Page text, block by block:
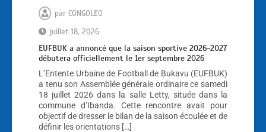
par CONGOLEO
juillet 18, 2026
EUFBUK a annoncé que la saison sportive 2026-2027
débutera officiellement le 1er septembre 2026
L’Entente Urbaine de Football de Bukavu (EUFBUK)
a tenu son Assemblée générale ordinaire ce samedi
18 juillet 2026 dans la salle Letty, située dans la
commune d’Ibanda. Cette rencontre avait pour
objectif de dresser le bilan de la saison écoulée et de
définir les orientations […]